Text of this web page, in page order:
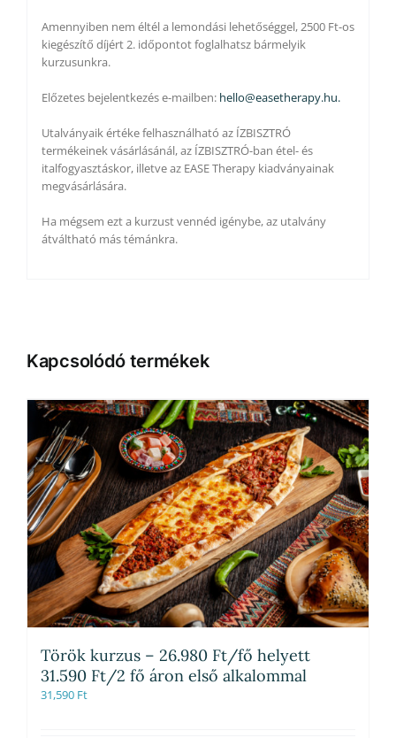
Amennyiben nem éltél a lemondási lehetőséggel, 2500 Ft-os
kiegészítő díjért 2. időpontot foglalhatsz bármelyik
kurzusunkra.
Előzetes bejelentkezés e-mailben: hello@easetherapy.hu.
Utalványaik értéke felhasználható az ÍZBISZTRÓ
termékeinek vásárlásánál, az ÍZBISZTRÓ-ban étel- és
italfogyasztáskor, illetve az EASE Therapy kiadványainak
megvásárlására.
Ha mégsem ezt a kurzust vennéd igénybe, az utalvány
átváltható más témánkra.
Kapcsolódó termékek
Török kurzus – 26.980 Ft/fő helyett
31.590 Ft/2 fő áron első alkalommal
31,590 Ft